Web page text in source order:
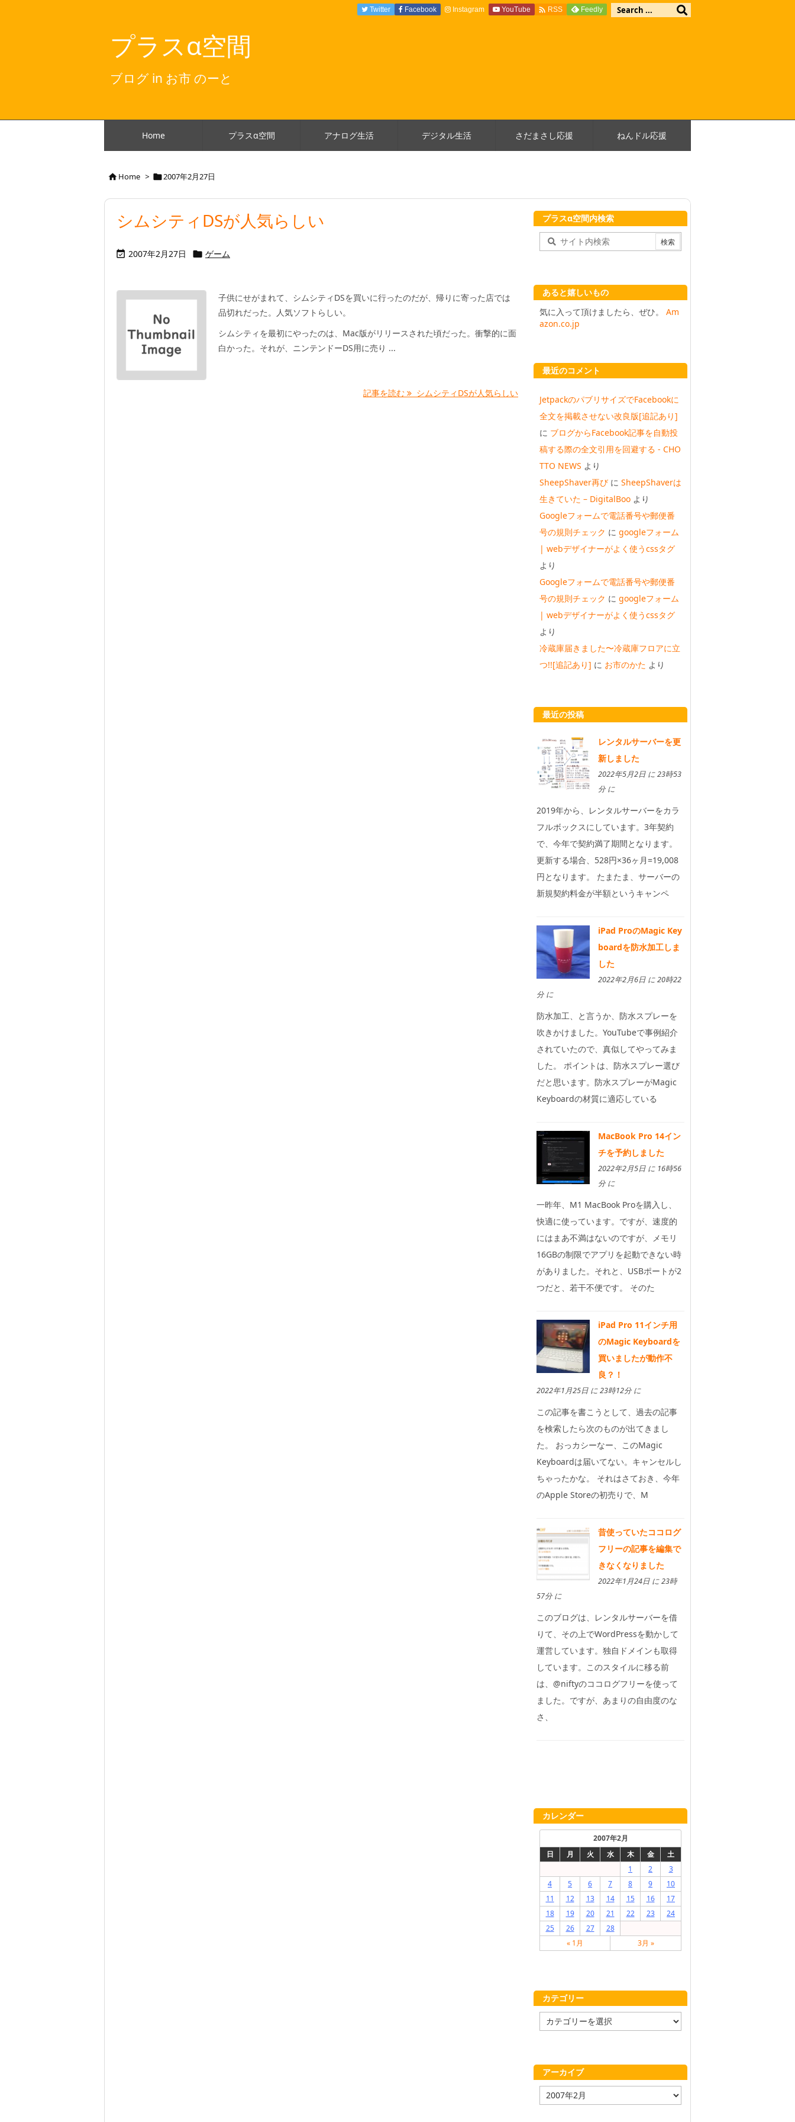
プラスα空間
ブログ in お市 のーと
Home プラスα空間 アナログ生活 デジタル生活 さだまさし応援 ねんドル応援
Twitter Facebook Instagram YouTube  RSS Feedly
Home > 2007年2月27日
シムシティDSが人気らしい
 2007年2月27日  ゲーム
子供にせがまれて、シムシティDSを買いに行ったのだが、帰りに寄った店では
品切れだった。人気ソフトらしい。
シムシティを最初にやったのは、Mac版がリリースされた頃だった。衝撃的に面
白かった。それが、ニンテンドーDS用に売り ...
記事を読む シムシティDSが人気らしい
プラスα空間内検索
あると嬉しいもの
気に入って頂けましたら、ぜひ。 Am
azon.co.jp
最近のコメント
JetpackのパブリサイズでFacebookに
全文を掲載させない改良版[追記あり]
に ブログからFacebook記事を自動投
稿する際の全文引用を回避する - CHO
TTO NEWS より
SheepShaver再び に SheepShaverは
生きていた – DigitalBoo より
Googleフォームで電話番号や郵便番
号の規則チェック に googleフォーム
| webデザイナーがよく使うcssタグ
より
Googleフォームで電話番号や郵便番
号の規則チェック に googleフォーム
| webデザイナーがよく使うcssタグ
より
冷蔵庫届きました〜冷蔵庫フロアに立
つ!![追記あり] に お市のかた より
最近の投稿
レンタルサーバーを更
新しました
2022年5月2日 に 23時53
分 に
2019年から、レンタルサーバーをカラ
フルボックスにしています。3年契約
で、今年で契約満了期間となります。
更新する場合、528円×36ヶ月=19,008
円となります。 たまたま、サーバーの
新規契約料金が半額というキャンペ
iPad ProのMagic Key
boardを防水加工しま
した
2022年2月6日 に 20時22
分 に
防水加工、と言うか、防水スプレーを
吹きかけました。YouTubeで事例紹介
されていたので、真似してやってみま
した。 ポイントは、防水スプレー選び
だと思います。防水スプレーがMagic
Keyboardの材質に適応している
MacBook Pro 14イン
チを予約しました
2022年2月5日 に 16時56
分 に
一昨年、M1 MacBook Proを購入し、
快適に使っています。ですが、速度的
にはまあ不満はないのですが、メモリ
16GBの制限でアプリを起動できない時
がありました。それと、USBポートが2
つだと、若干不便です。 そのた
iPad Pro 11インチ用
のMagic Keyboardを
買いましたが動作不
良？！
2022年1月25日 に 23時12分 に
この記事を書こうとして、過去の記事
を検索したら次のものが出てきまし
た。 おっカシーなー、このMagic
Keyboardは届いてない。キャンセルし
ちゃったかな。 それはさておき、今年
のApple Storeの初売りで、M
昔使っていたココログ
フリーの記事を編集で
きなくなりました
2022年1月24日 に 23時
57分 に
このブログは、レンタルサーバーを借
りて、その上でWordPressを動かして
運営しています。独自ドメインも取得
しています。このスタイルに移る前
は、@niftyのココログフリーを使って
ました。ですが、あまりの自由度のな
さ、
カレンダー
2007年2月
日
月 火 水 木 金
土
1
2
3
4
5 6 7 8 9
10
11
12 13 14 15 16
17
18
19 20 21 22 23
24
25
26 27
28
« 1月
3月 »
カテゴリー
テ
ー
アーカイブ
ア
ー